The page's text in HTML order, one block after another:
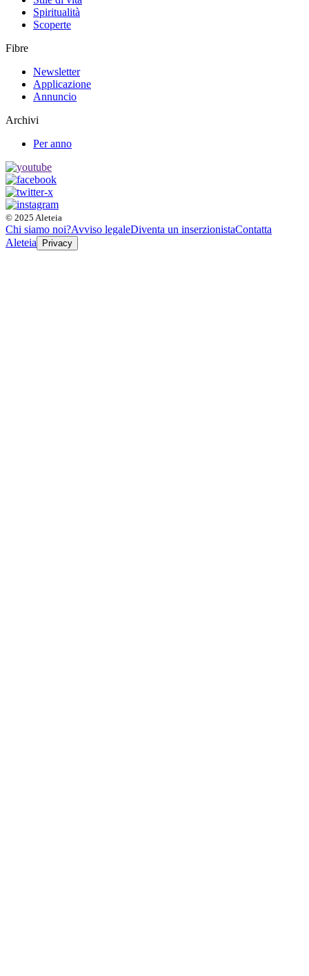
Spiritualità
Scoperte
Fibre
Newsletter
Applicazione
Annuncio
Archivi
Per anno
© 2025 Aleteia
Chi siamo noi?Avviso legaleDiventa un inserzionistaContatta
Aleteia
Privacy